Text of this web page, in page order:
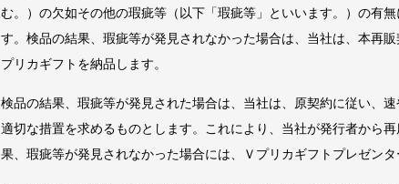
む。）の欠如その他の瑕疵等（以下「瑕疵等」といいます。）の有
す。検品の結果、瑕疵等が発見されなかった場合は、当社は、本再
プリカギフトを納品します。
検品の結果、瑕疵等が発見された場合は、当社は、原契約に従い、
適切な措置を求めるものとします。これにより、当社が発行者から
果、瑕疵等が発見されなかった場合には、Ｖプリカギフトプレゼン